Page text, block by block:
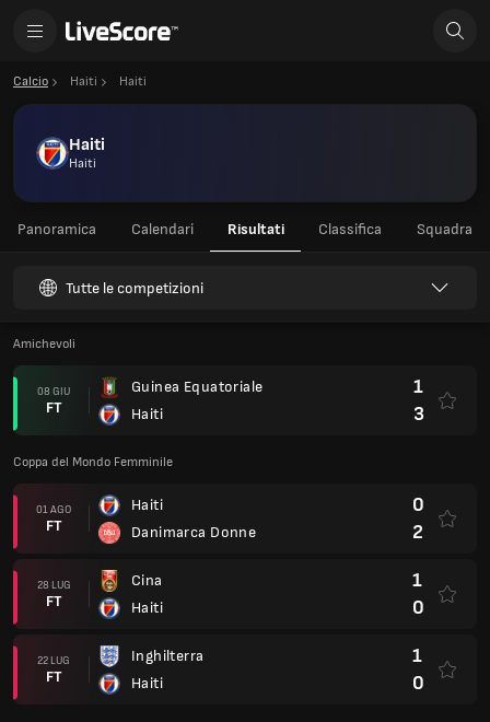
Calcio Haiti Haiti
Haiti
Haiti
Panoramica Calendari Risultati Classifica Squadra
Tutte le competizioni
Amichevoli
08 GIU
FT
Guinea Equatoriale
Haiti
1
3
Coppa del Mondo Femminile
01 AGO
FT
Haiti
Danimarca Donne
0
2
28 LUG
FT
Cina
Haiti
1
0
22 LUG
FT
Inghilterra
Haiti
1
0